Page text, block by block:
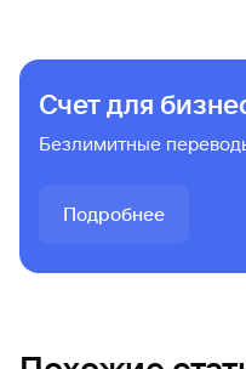
Счет для
Безлимитные
Подробнее